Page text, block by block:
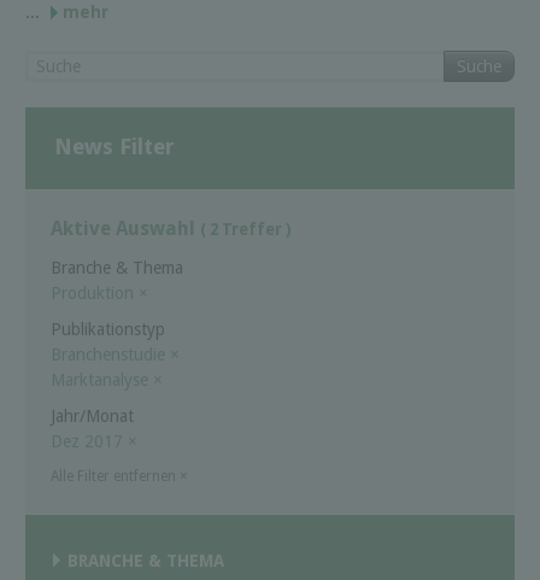
...
mehr
Suche
News Filter
Aktive Auswahl ( 2 Treffer )
Branche & Thema
Produktion ×
Publikationstyp
Branchenstudie ×
Marktanalyse ×
Jahr/Monat
Dez 2017 ×
BRANCHE & THEMA